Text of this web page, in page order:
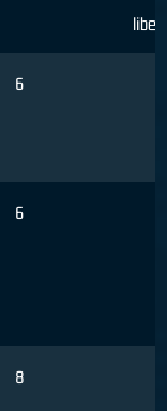
6
6
8